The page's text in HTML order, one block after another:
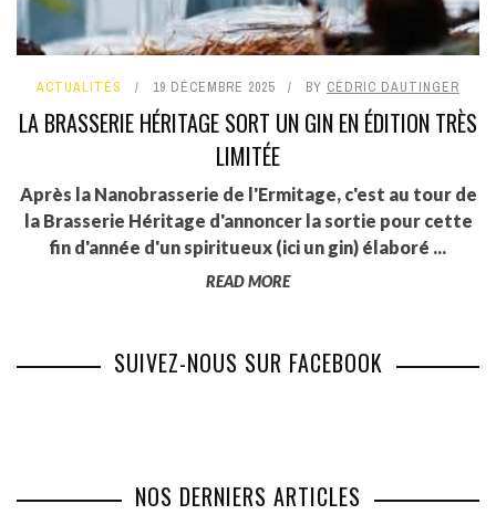
ACTUALITÉS 19 DÉCEMBRE 2025 BY CÉDRIC DAUTINGER
LA BRASSERIE HÉRITAGE SORT UN GIN EN ÉDITION TRÈS
LIMITÉE
Après la Nanobrasserie de l'Ermitage, c'est au tour de
la Brasserie Héritage d'annoncer la sortie pour cette
fin d'année d'un spiritueux (ici un gin) élaboré ...
READ MORE
SUIVEZ-NOUS SUR FACEBOOK
NOS DERNIERS ARTICLES